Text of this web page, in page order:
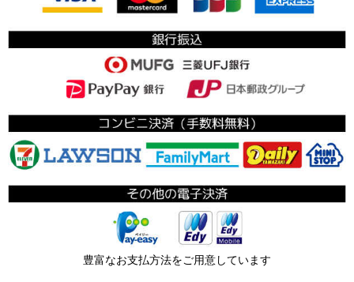
豊富なお支払方法をご用意しています